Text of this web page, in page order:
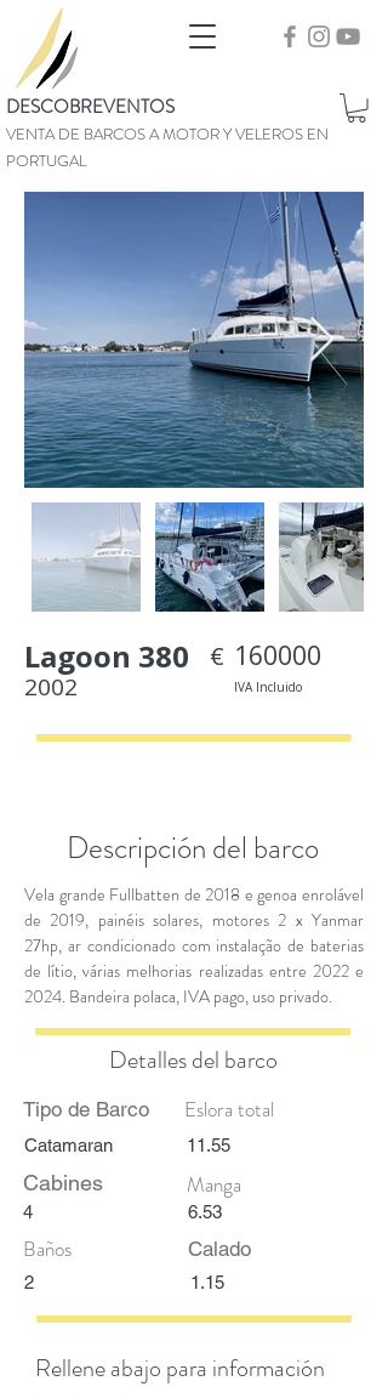
DESCOBREVENTOS
VENTA DE BARCOS A MOTOR Y VELEROS EN
PORTUGAL
Lagoon 380
2002
€ 160000
IVA Incluido
Descripción del barco
Vela grande Fullbatten de 2018 e genoa enrolável
de 2019, painéis solares, motores 2 x Yanmar
27hp, ar condicionado com instalação de baterias
de lítio, várias melhorias realizadas entre 2022 e
2024. Bandeira polaca, IVA pago, uso privado.
Detalles del barco
Tipo de Barco Eslora total
Catamaran
Cabines
4
Baños
2
11.55
Manga
6.53
Calado
1.15
Rellene abajo para información